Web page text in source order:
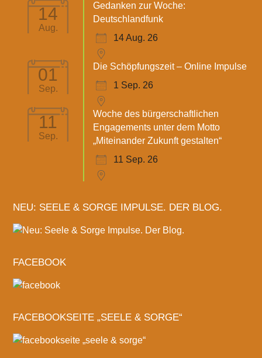
14
Aug.
Gedanken zur Woche:
Deutschlandfunk
14 Aug. 26
01
Sep.
Die Schöpfungszeit – Online Impulse
1 Sep. 26
11
Sep.
Woche des bürgerschaftlichen
Engagements unter dem Motto
„Miteinander Zukunft gestalten“
11 Sep. 26
NEU: SEELE & SORGE IMPULSE. DER BLOG.
FACEBOOK
FACEBOOKSEITE „SEELE & SORGE“